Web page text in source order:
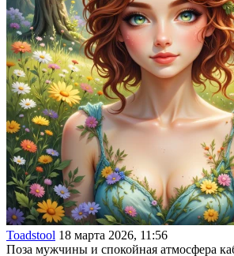
Toadstool 18 марта 2026, 11:56
Поза мужчины и спокойная атмосфера